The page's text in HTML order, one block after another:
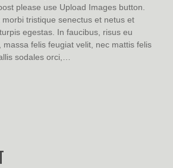
please use Upload Images button.
tristique senectus et netus et
egestas. In faucibus, risus eu
felis feugiat velit, nec mattis felis
sodales orci,…